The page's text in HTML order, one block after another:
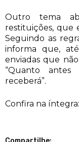
Outro tema
restituições, que
Seguindo as
informa que,
enviadas que
“Quanto
receberá”.
Confira na íntegra: